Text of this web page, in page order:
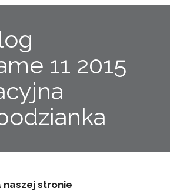
11 2015
naszej stronie